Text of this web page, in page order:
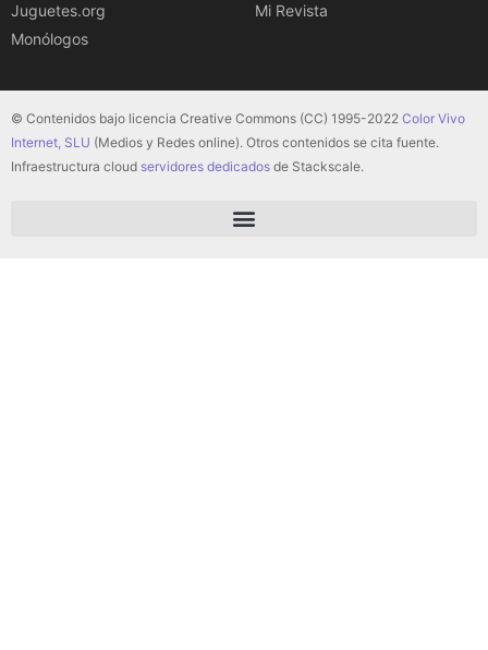
Juguetes.org
Monólogos
Mi Revista
© Contenidos bajo licencia Creative Commons (CC) 1995-2022 Color Vivo
Internet, SLU (Medios y Redes online). Otros contenidos se cita fuente.
Infraestructura cloud servidores dedicados de Stackscale.